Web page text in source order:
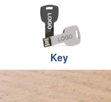
Key